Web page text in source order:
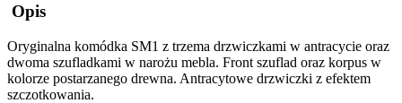
Opis
Oryginalna komódka SM1 z trzema drzwiczkami w antracycie oraz
dwoma szufladkami w narożu mebla. Front szuflad oraz korpus w
kolorze postarzanego drewna. Antracytowe drzwiczki z efektem
szczotkowania.